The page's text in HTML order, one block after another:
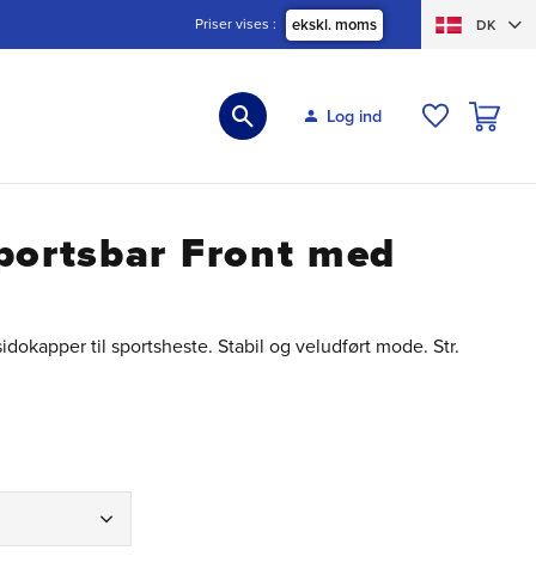
Priser vises ekskl. moms DK
Log ind
Front med
til sportsheste. Stabil og veludført mode. Str.